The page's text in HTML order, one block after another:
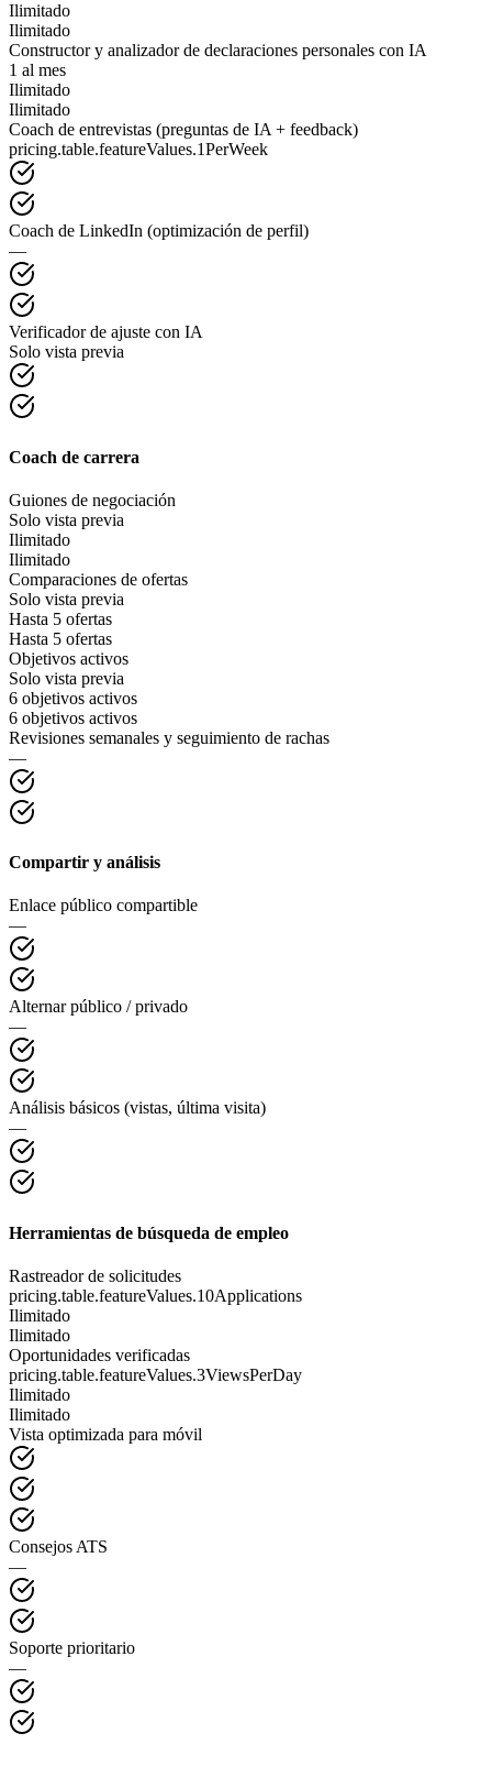
Ilimitado
Ilimitado
Constructor y analizador de declaraciones personales con IA
1 al mes
Ilimitado
Ilimitado
Coach de entrevistas (preguntas de IA + feedback)
pricing.table.featureValues.1PerWeek
Coach de LinkedIn (optimización de perfil)
—
Verificador de ajuste con IA
Solo vista previa
Coach de carrera
Guiones de negociación
Solo vista previa
Ilimitado
Ilimitado
Comparaciones de ofertas
Solo vista previa
Hasta 5 ofertas
Hasta 5 ofertas
Objetivos activos
Solo vista previa
6 objetivos activos
6 objetivos activos
Revisiones semanales y seguimiento de rachas
—
Compartir y análisis
Enlace público compartible
—
Alternar público / privado
—
Análisis básicos (vistas, última visita)
—
Herramientas de búsqueda de empleo
Rastreador de solicitudes
pricing.table.featureValues.10Applications
Ilimitado
Ilimitado
Oportunidades verificadas
pricing.table.featureValues.3ViewsPerDay
Ilimitado
Ilimitado
Vista optimizada para móvil
Consejos ATS
—
Soporte prioritario
—